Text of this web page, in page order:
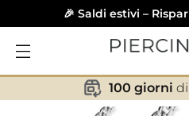
🎉 Saldi estivi –
100 giorni